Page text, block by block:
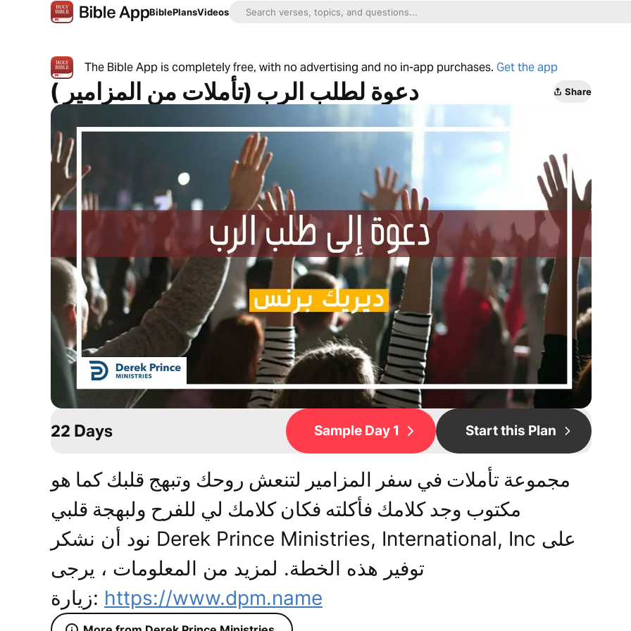
BiblePlansVideos
The Bible App is completely free, with no advertising and no in-app purchases. Get the app
دعوة لطلب الرب (تأملات من المزامير ) Share
22 Days Sample Day 1 Start this Plan
مجموعة تأملات في سفر المزامير لتنعش روحك وتبهج قلبك كما هو
مكتوب وجد كلامك فأكلته فكان كلامك لي للفرح ولبهجة قلبي
نود أن نشكر Derek Prince Ministries, International, Inc على
توفير هذه الخطة. لمزيد من المعلومات ، يرجى
زيارة: https://www.dpm.name